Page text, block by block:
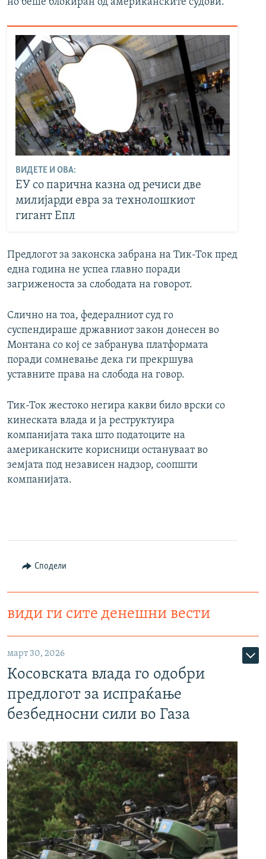
ВИДЕТЕ И ОВА:
ЕУ со парична казна од речиси две
милијарди евра за технолошкиот
гигант Епл
Предлогот за законска забрана на Тик-Ток пред
една година не успеа главно поради
загриженоста за слободата на говорот.
Слично на тоа, федералниот суд го
суспендираше државниот закон донесен во
Монтана со кој се забранува платформата
поради сомневање дека ги прекршува
уставните права на слобода на говор.
Тик-Ток жестоко негира какви било врски со
кинеската влада и ја реструктуира
компанијата така што податоците на
американските корисници остануваат во
земјата под независен надзор, соопшти
компанијата.
Сподели
види ги сите денешни вести
март 30, 2026
Косовската влада го одобри
предлогот за испраќање
безбедносни сили во Газа